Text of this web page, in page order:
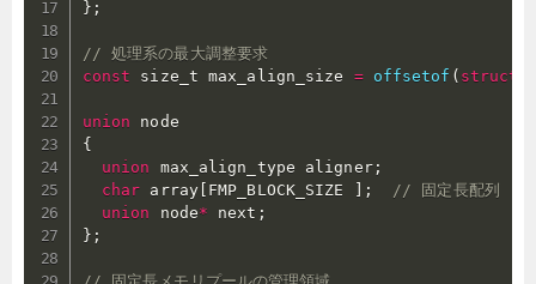
} ;
// 処理系の最大調整要求
const size_t max_align_size = offsetof ( struct
union
{
union max_align_type aligner;
char array[ FMP_BLOCK_SIZE ] ;
// 固定長配列
union node* next ;
} ;